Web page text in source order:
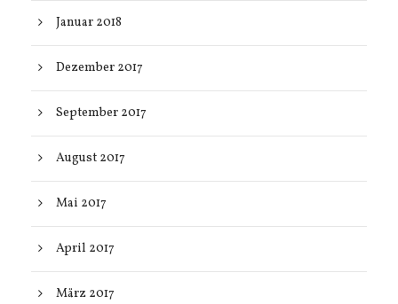
Januar 2018
Dezember 2017
September 2017
August 2017
Mai 2017
April 2017
März 2017